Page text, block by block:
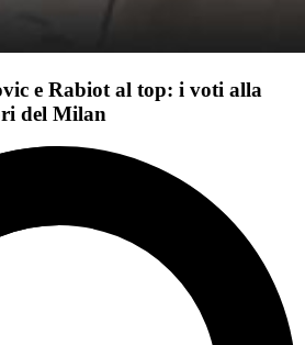
e Rabiot al top: i voti alla
del Milan